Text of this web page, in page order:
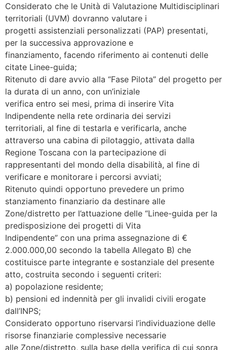
Considerato che le Unità di Valutazione Multidisciplinari
territoriali (UVM) dovranno valutare i
progetti assistenziali personalizzati (PAP) presentati,
per la successiva approvazione e
finanziamento, facendo riferimento ai contenuti delle
citate Linee-guida;
Ritenuto di dare avvio alla “Fase Pilota” del progetto per
la durata di un anno, con un’iniziale
verifica entro sei mesi, prima di inserire Vita
Indipendente nella rete ordinaria dei servizi
territoriali, al fine di testarla e verificarla, anche
attraverso una cabina di pilotaggio, attivata dalla
Regione Toscana con la partecipazione di
rappresentanti del mondo della disabilità, al fine di
verificare e monitorare i percorsi avviati;
Ritenuto quindi opportuno prevedere un primo
stanziamento finanziario da destinare alle
Zone/distretto per l’attuazione delle “Linee-guida per la
predisposizione dei progetti di Vita
Indipendente” con una prima assegnazione di €
2.000.000,00 secondo la tabella Allegato B) che
costituisce parte integrante e sostanziale del presente
atto, costruita secondo i seguenti criteri:
a) popolazione residente;
b) pensioni ed indennità per gli invalidi civili erogate
dall’INPS;
Considerato opportuno riservarsi l’individuazione delle
risorse finanziarie complessive necessarie
alle Zone/distretto, sulla base della verifica di cui sopra